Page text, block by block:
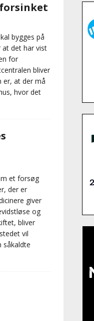
bygges på
at det har vist
for
bliver
er, at der må
hvor det
et forsøg
der er
giver
og
bliver
vil
såkaldte